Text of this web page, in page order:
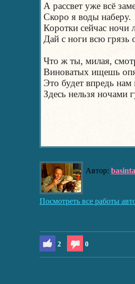
А рассвет уже всё
Скоро я воды наберу.
Коротки сейчас ночи
Дай с ноги всю грязь
Что ж ты, милая,
Виноватых ищешь
Это будет впредь
Здесь нельзя ночами
Автор:
Посмотреть все работы
2 0